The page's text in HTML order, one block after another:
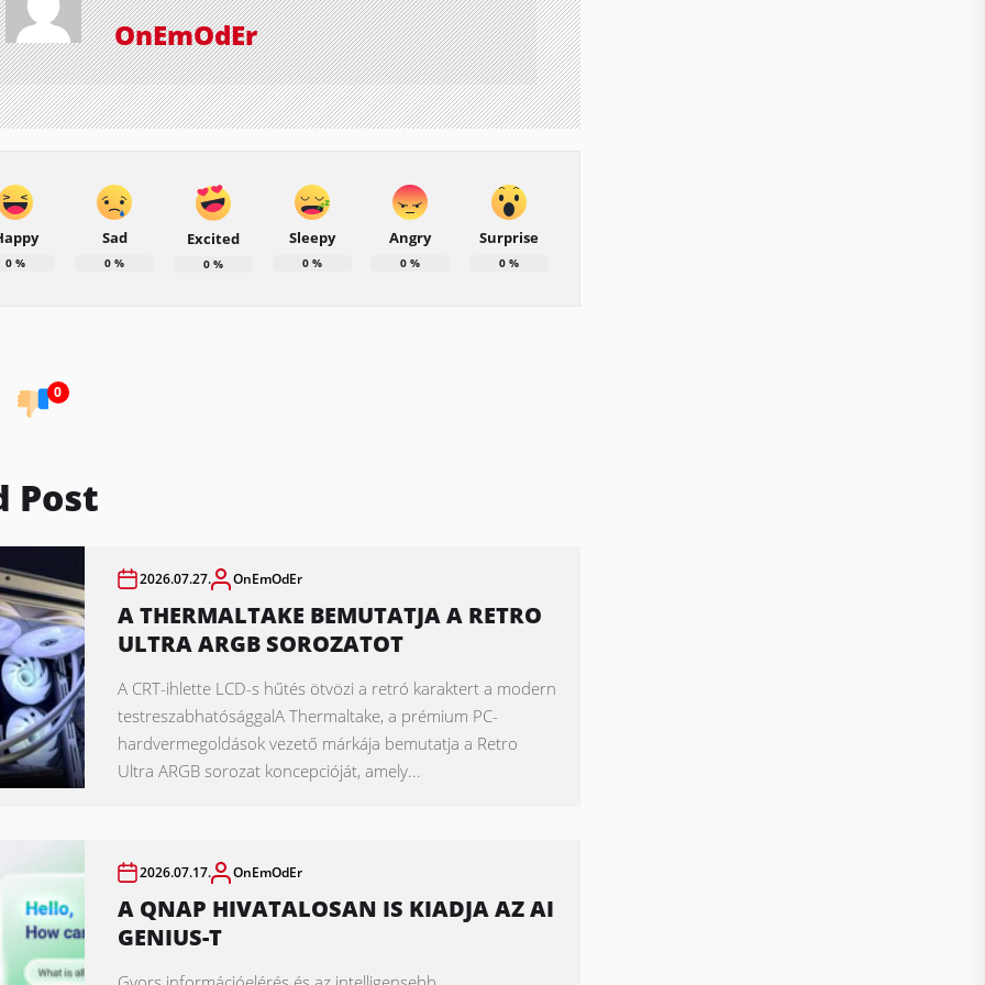
OnEmOdEr
0 %
Sad
0 %
Excited
0%
Sleepy
0%
Angry
0 %
Surprise
0 %
0
Post
2026.07.27. OnEmOdEr
A THERMALTAKE BEMUTATJA A RETRO
ULTRA ARGB SOROZATOT
A CRT-ihlette LCD-s hűtés ötvözi a retró karaktert a modern
testreszabhatósággalA Thermaltake, a prémium PC-
hardvermegoldások vezető márkája bemutatja a Retro
Ultra ARGB sorozat koncepcióját, amely...
2026.07.17. OnEmOdEr
A QNAP HIVATALOSAN IS KIADJA AZ AI
GENIUS-T